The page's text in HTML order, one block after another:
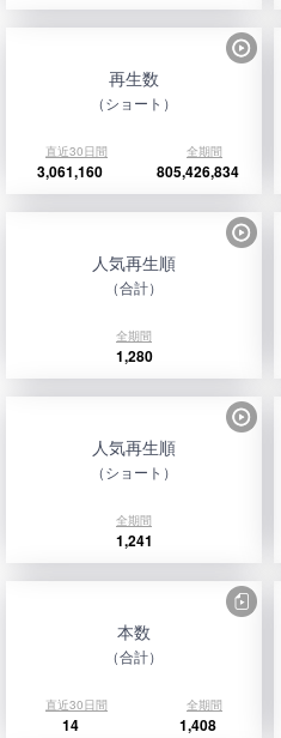
再生数
（ショート）
直近30日間 全期間
3,061,160 805,426,834
人気再生順
（合計）
全期間
1,280
人気再生順
（ショート）
全期間
1,241
本数
（合計）
直近30日間 全期間
14 1,408